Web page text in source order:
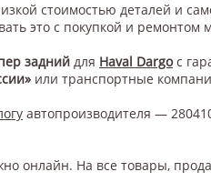
стоимостью деталей и
это с покупкой и
задний для Haval Dargoс
или транспортные
автопроизводителя —
онлайн. На все товары,